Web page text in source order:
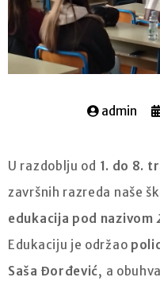
admin
U razdoblju od 1. do 8.
završnih razreda naše
edukacija pod nazivom
Edukaciju je održao
Saša Đorđević, a